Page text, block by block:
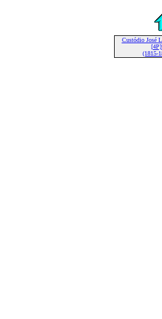
Custódio José
(1815-